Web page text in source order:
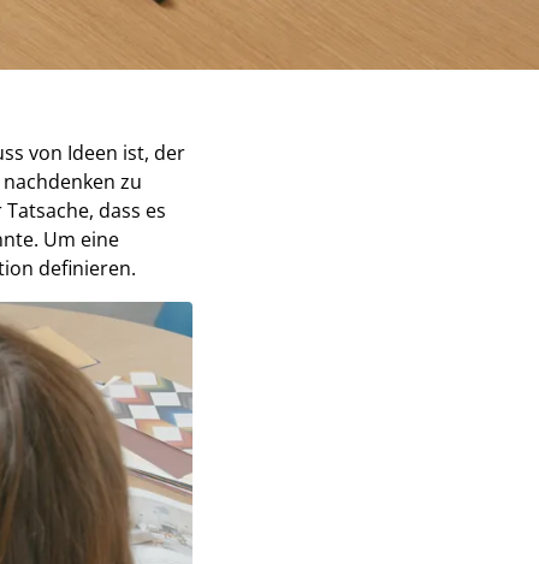
von Ideen ist, der
zu
dass es
Um eine
definieren.